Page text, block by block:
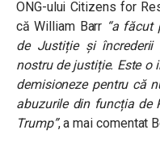
ONG-ului Citizens for
că William Barr “a făcut
de Justiție și încrederii
nostru de justiție. Este o
demisioneze pentru că
abuzurile din funcția de
Trump”, a mai comentat